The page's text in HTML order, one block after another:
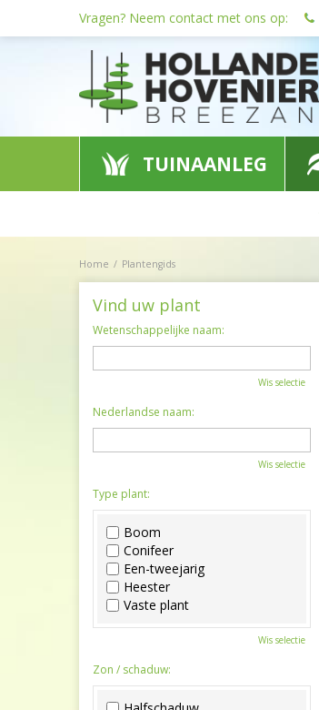
Home Plantengids
Vragen? Neem contact met ons op:
TUINAANLEG
Vind uw plant
Wetenschappelijke naam:
Wis selectie
Nederlandse naam:
Wis selectie
Type plant:
Boom
Conifeer
Een-tweejarig
Heester
Vaste plant
Wis selectie
Zon / schaduw: